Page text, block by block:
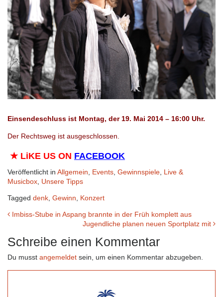
Einsendeschluss ist Montag, der 19. Mai 2014 – 16:00 Uhr.
Der Rechtsweg ist ausgeschlossen.
★ LiKE US ON FACEBOOK
Veröffentlicht in Allgemein Events Gewinnspiele Live &
Musicbox Unsere Tipps
Tagged denk Gewinn Konzert
Beitrags-
Imbiss-Stube in Aspang brannte in der Früh komplett aus
Jugendliche planen neuen Sportplatz mit
Schreibe einen Kommentar
Du musst angemeldet sein, um einen Kommentar abzugeben.